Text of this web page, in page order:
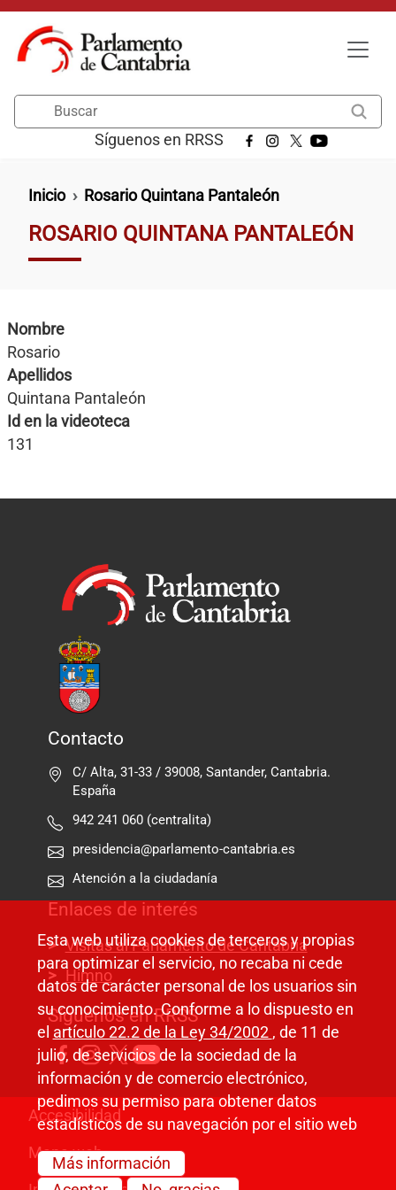
Pasar al contenido principal
Síguenos en RRSS
Ruta de navegación
Inicio Rosario Quintana Pantaleón
ROSARIO QUINTANA PANTALEÓN
Nombre
Rosario
Apellidos
Quintana Pantaleón
Id en la videoteca
131
Contacto
C/ Alta, 31-33 / 39008, Santander, Cantabria.
España
942 241 060 (centralita)
presidencia@parlamento-cantabria.es
Atención a la ciudadanía
Enlaces de interés
Visitas al Parlamento de Cantabria
Himno
Síguenos en RRSS
Pie de página
Accesibilidad
Mapa web
Esta web utiliza cookies de terceros y propias
para optimizar el servicio, no recaba ni cede
datos de carácter personal de los usuarios sin
su conocimiento. Conforme a lo dispuesto en
el artículo 22.2 de la Ley 34/2002 , de 11 de
julio, de servicios de la sociedad de la
información y de comercio electrónico,
pedimos su permiso para obtener datos
estadísticos de su navegación por el sitio web
Más información